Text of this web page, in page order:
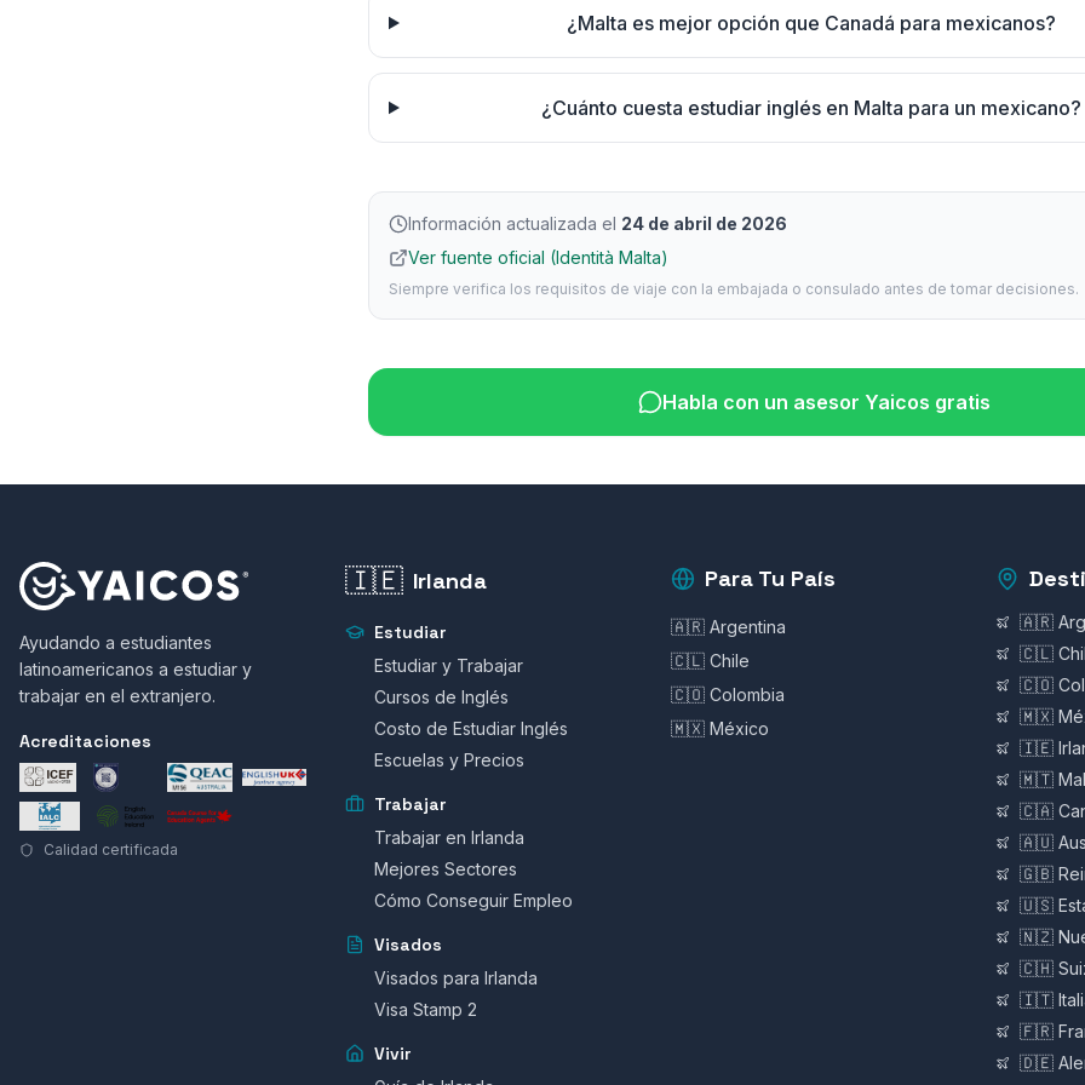
¿Malta es mejor opción que Canadá para mexicanos?
¿Cuánto cuesta estudiar inglés en Malta para un mexicano?
Información actualizada el 24 de abril de 2026
Ver fuente oficial (Identità Malta)
Siempre verifica los requisitos de viaje con la embajada o consulado antes de tomar decisiones.
Habla con un asesor Yaicos gratis
Ayudando a estudiantes
latinoamericanos a estudiar y
trabajar en el extranjero.
Acreditaciones
Calidad certificada
🇮🇪 Irlanda
Estudiar
Estudiar y Trabajar
Cursos de Inglés
Costo de Estudiar Inglés
Escuelas y Precios
Trabajar
Trabajar en Irlanda
Mejores Sectores
Cómo Conseguir Empleo
Visados
Visados para Irlanda
Visa Stamp 2
Vivir
Para Tu País
🇦🇷 Argentina
🇨🇱 Chile
🇨🇴 Colombia
🇲🇽 México
🇦🇷
🇨🇱
🇨🇴
🇲🇽
🇮🇪
🇲🇹
🇨🇦
🇦🇺
🇬🇧
🇺🇸
🇳🇿
🇨🇭
🇮🇹
🇫🇷
🇩🇪